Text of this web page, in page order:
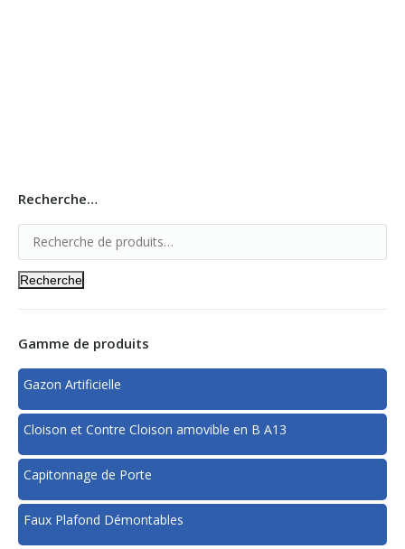
Recherche…
Recherche
Gamme de produits
Gazon Artificielle
Cloison et Contre Cloison amovible en B A13
Capitonnage de Porte
Faux Plafond Démontables